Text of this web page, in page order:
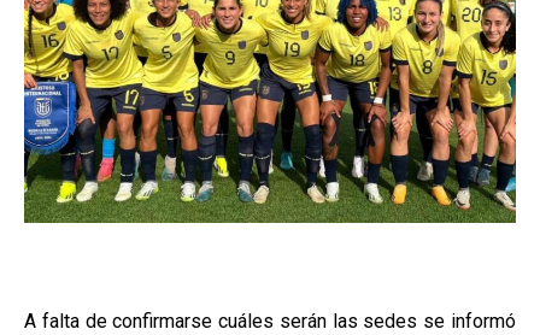
A falta de confirmarse cuáles serán las sedes se informó